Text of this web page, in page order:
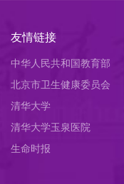
友情链接
中华人民共和国教育部
北京市卫生健康委员会
清华大学
清华大学玉泉医院
生命时报